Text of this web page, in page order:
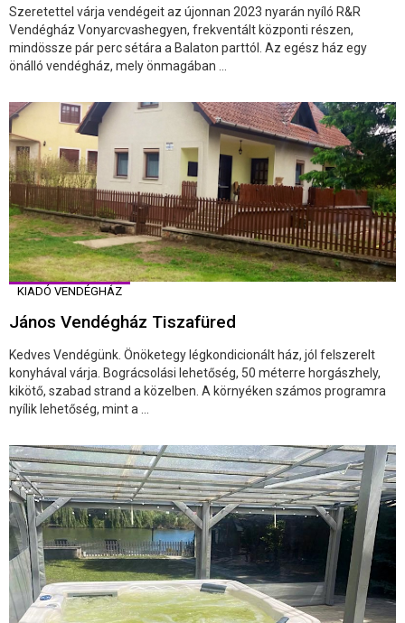
Szeretettel várja vendégeit az újonnan 2023 nyarán nyíló R&R
Vendégház Vonyarcvashegyen, frekventált központi részen,
mindössze pár perc sétára a Balaton parttól. Az egész ház egy
önálló vendégház, mely önmagában ...
KIADÓ VENDÉGHÁZ
János Vendégház Tiszafüred
Kedves Vendégünk. Önöketegy légkondicionált ház, jól felszerelt
konyhával várja. Bográcsolási lehetőség, 50 méterre horgászhely,
kikötő, szabad strand a közelben. A környéken számos programra
nyílik lehetőség, mint a ...